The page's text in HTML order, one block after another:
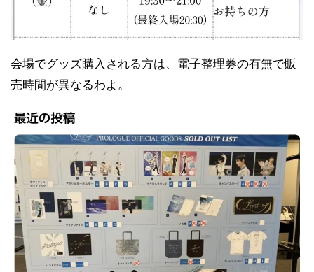
会場でグッズ購入される方は、電子整理券の有無で販
売時間が異なるわよ。